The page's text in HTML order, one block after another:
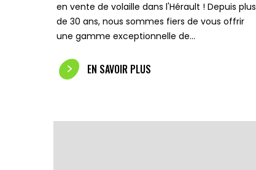
en vente de volaille dans l'Hérault ! Depuis plus
de 30 ans, nous sommes fiers de vous offrir
une gamme exceptionnelle de…
EN SAVOIR PLUS